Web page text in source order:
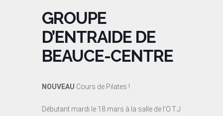
GROUPE
D’ENTRAIDE DE
BEAUCE-CENTRE
NOUVEAU Cours de Pilates !
Débutant mardi le 18 mars à la salle de l’O.T.J